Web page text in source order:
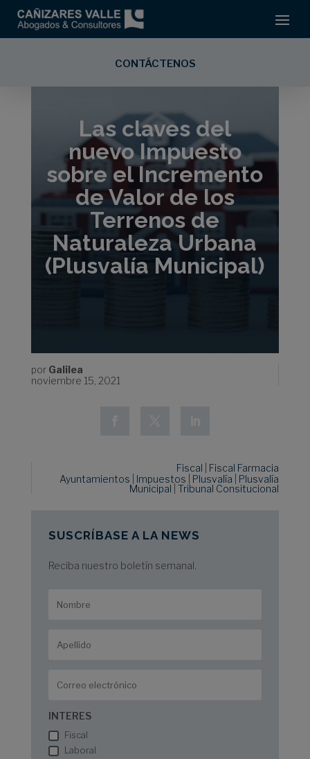
CONTÁCTENOS
Las claves del
nuevo Impuesto
sobre el Incremento
de Valor de los
Terrenos de
Naturaleza Urbana
(Plusvalía Municipal)
por Galilea
noviembre 15, 2021
Fiscal
Fiscal Farmacia
Ayuntamientos
Impuestos Plusvalía
Plusvalía
Municipal |Tribunal Consitucional
SUSCRÍBASE A LA NEWS
Reciba nuestro boletín semanal.
INTERES
Fiscal
Laboral